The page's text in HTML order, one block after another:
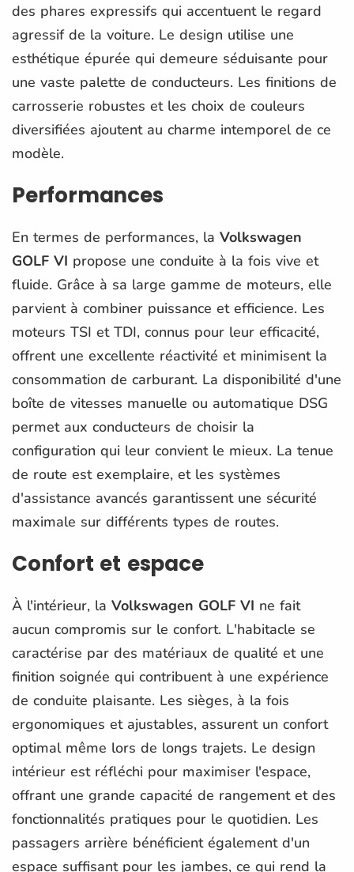
des phares expressifs qui accentuent le regard
agressif de la voiture. Le design utilise une
esthétique épurée qui demeure séduisante pour
une vaste palette de conducteurs. Les finitions de
carrosserie robustes et les choix de couleurs
diversifiées ajoutent au charme intemporel de ce
modèle.
Performances
En termes de performances, la Volkswagen
GOLF VI propose une conduite à la fois vive et
fluide. Grâce à sa large gamme de moteurs, elle
parvient à combiner puissance et efficience. Les
moteurs TSI et TDI, connus pour leur efficacité,
offrent une excellente réactivité et minimisent la
consommation de carburant. La disponibilité d'une
boîte de vitesses manuelle ou automatique DSG
permet aux conducteurs de choisir la
configuration qui leur convient le mieux. La tenue
de route est exemplaire, et les systèmes
d'assistance avancés garantissent une sécurité
maximale sur différents types de routes.
Confort et espace
À l'intérieur, la Volkswagen GOLF VI ne fait
aucun compromis sur le confort. L'habitacle se
caractérise par des matériaux de qualité et une
finition soignée qui contribuent à une expérience
de conduite plaisante. Les sièges, à la fois
ergonomiques et ajustables, assurent un confort
optimal même lors de longs trajets. Le design
intérieur est réfléchi pour maximiser l'espace,
offrant une grande capacité de rangement et des
fonctionnalités pratiques pour le quotidien. Les
passagers arrière bénéficient également d'un
espace suffisant pour les jambes, ce qui rend la